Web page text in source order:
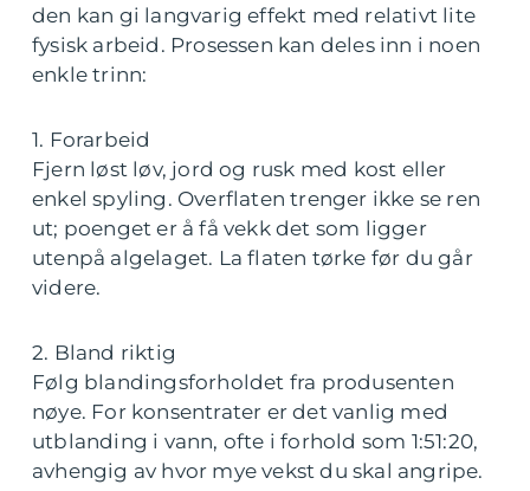
den kan gi langvarig effekt med relativt lite
fysisk arbeid. Prosessen kan deles inn i noen
enkle trinn:
1. Forarbeid
Fjern løst løv, jord og rusk med kost eller
enkel spyling. Overflaten trenger ikke se ren
ut; poenget er å få vekk det som ligger
utenpå algelaget. La flaten tørke før du går
videre.
2. Bland riktig
Følg blandingsforholdet fra produsenten
nøye. For konsentrater er det vanlig med
utblanding i vann, ofte i forhold som 1:51:20,
avhengig av hvor mye vekst du skal angripe.